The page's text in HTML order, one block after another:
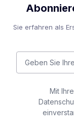
Sie erfahren als
Mit